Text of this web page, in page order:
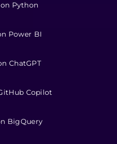
Python
Power BI
ChatGPT
Copilot
BigQuery